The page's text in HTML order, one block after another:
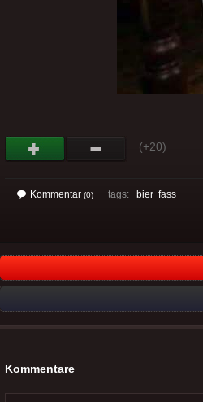
(+20)
Kommentar (0) tags: bier fass
Kommentare